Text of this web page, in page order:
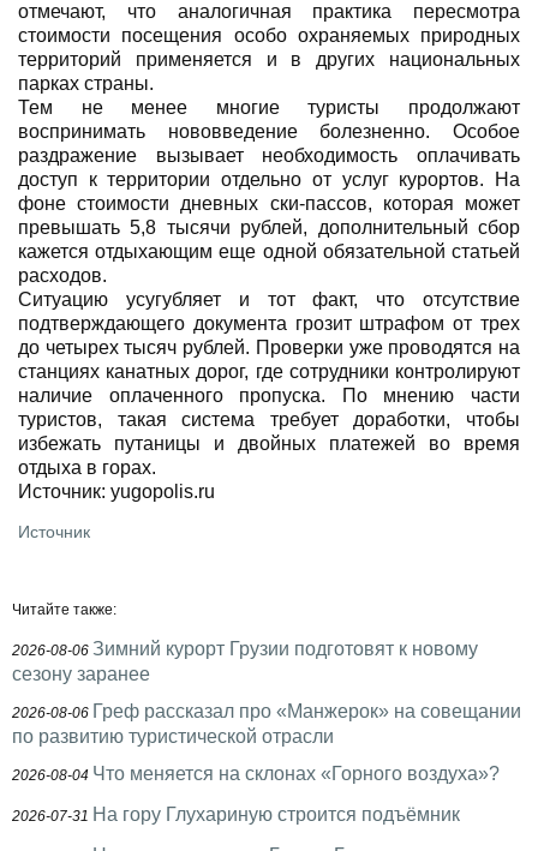
отмечают, что аналогичная практика пересмотра
стоимости посещения особо охраняемых природных
территорий применяется и в других национальных
парках страны.
Тем не менее многие туристы продолжают
воспринимать нововведение болезненно. Особое
раздражение вызывает необходимость оплачивать
доступ к территории отдельно от услуг курортов. На
фоне стоимости дневных ски-пассов, которая может
превышать 5,8 тысячи рублей, дополнительный сбор
кажется отдыхающим еще одной обязательной статьей
расходов.
Ситуацию усугубляет и тот факт, что отсутствие
подтверждающего документа грозит штрафом от трех
до четырех тысяч рублей. Проверки уже проводятся на
станциях канатных дорог, где сотрудники контролируют
наличие оплаченного пропуска. По мнению части
туристов, такая система требует доработки, чтобы
избежать путаницы и двойных платежей во время
отдыха в горах.
Источник: yugopolis.ru
Источник
Читайте также:
2026-08-06 Зимний курорт Грузии подготовят к новому
сезону заранее
2026-08-06 Греф рассказал про «Манжерок» на совещании
по развитию туристической отрасли
2026-08-04 Что меняется на склонах «Горного воздуха»?
2026-07-31 На гору Глухариную строится подъёмник